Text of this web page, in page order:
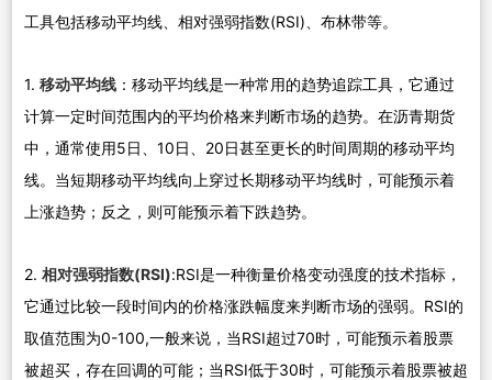
工具包括移动平均线、相对强弱指数(RSI)、布林带等。
1. 移动平均线：移动平均线是一种常用的趋势追踪工具，它通过
计算一定时间范围内的平均价格来判断市场的趋势。在沥青期货
中，通常使用5日、10日、20日甚至更长的时间周期的移动平均
线。当短期移动平均线向上穿过长期移动平均线时，可能预示着
上涨趋势；反之，则可能预示着下跌趋势。
2. 相对强弱指数(RSI):RSI是一种衡量价格变动强度的技术指标，
它通过比较一段时间内的价格涨跌幅度来判断市场的强弱。RSI的
取值范围为0-100,一般来说，当RSI超过70时，可能预示着股票
被超买，存在回调的可能；当RSI低于30时，可能预示着股票被超